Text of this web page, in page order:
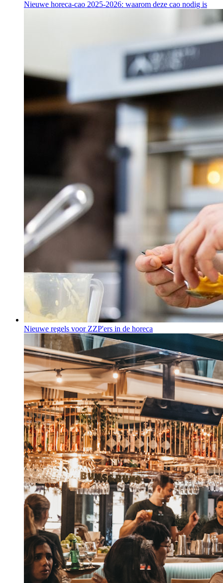
Nieuwe horeca-cao 2025-2026: waarom deze cao nodig is
Nieuwe regels voor ZZP'ers in de horeca